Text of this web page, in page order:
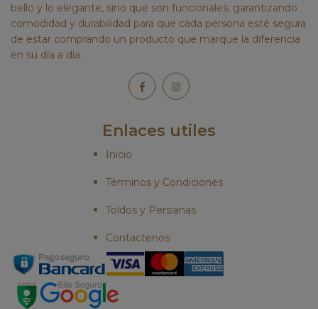
bello y lo elegante, sino que son funcionales, garantizando
comodidad y durabilidad para que cada persona esté segura
de estar comprando un producto que marque la diferencia
en su día a día.
Enlaces utiles
Inicio
Términos y Condiciones
Toldos y Persianas
Contactenos